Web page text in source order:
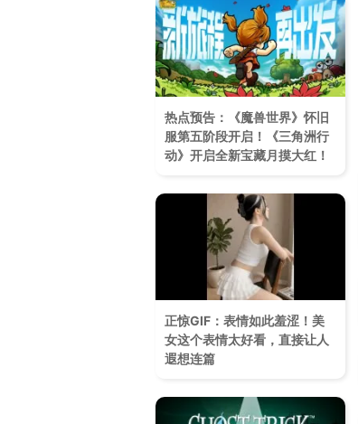
热点预告：《魔兽世界》怀旧
服第五阶段开启！《三角洲行
动》开启全新宝藏月摸大红！
正惊GIF：表情如此羞涩！美
女这个表情太好看，直接让人
遐想连篇